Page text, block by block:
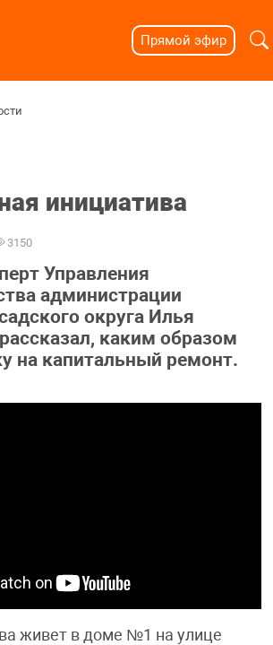
Прямой эфир
инициатива
3150
Управления
администрации
округа Илья
каким образом
на капитальный ремонт.
живет в доме №1 на улице